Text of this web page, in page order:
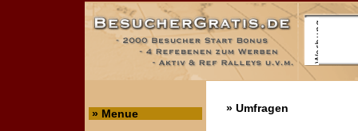
» Menue » Umfragen